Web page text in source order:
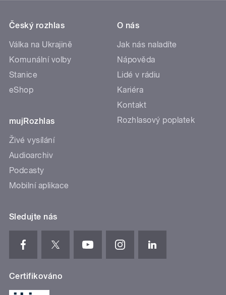
Český rozhlas
Válka na Ukrajině
Komunální volby
Stanice
eShop
mujRozhlas
Živé vysílání
Audioarchiv
Podcasty
Mobilní aplikace
O nás
Jak nás naladíte
Nápověda
Lidé v rádiu
Kariéra
Kontakt
Rozhlasový poplatek
Sledujte nás
Certifikováno